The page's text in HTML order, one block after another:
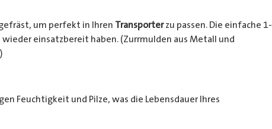
um perfekt in Ihren Transporterzu passen. Die einfache 1-
einsatzbereit haben. (Zurrmulden aus Metall und
Feuchtigkeit und Pilze, was die Lebensdauer Ihres